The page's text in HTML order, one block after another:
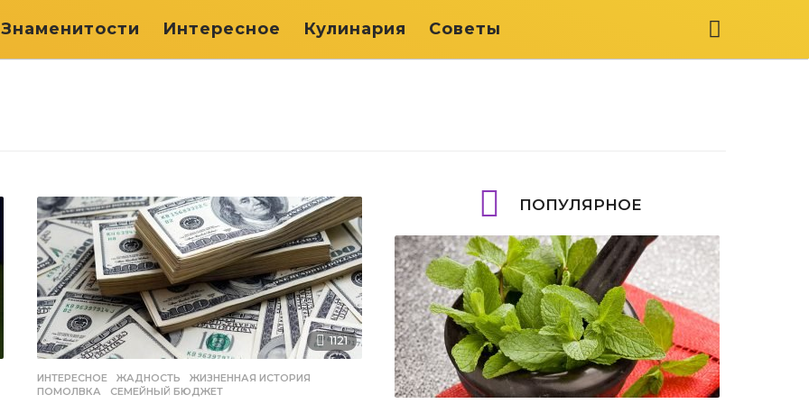
Знаменитости Интересное Кулинария Советы
1121
ИНТЕРЕСНОЕ ЖАДНОСТЬ ,ЖИЗНЕННАЯ ИСТОРИЯ
ПОМОЛВКА
,СЕМЕЙНЫЙ БЮДЖЕТ
ПОПУЛЯРНОЕ